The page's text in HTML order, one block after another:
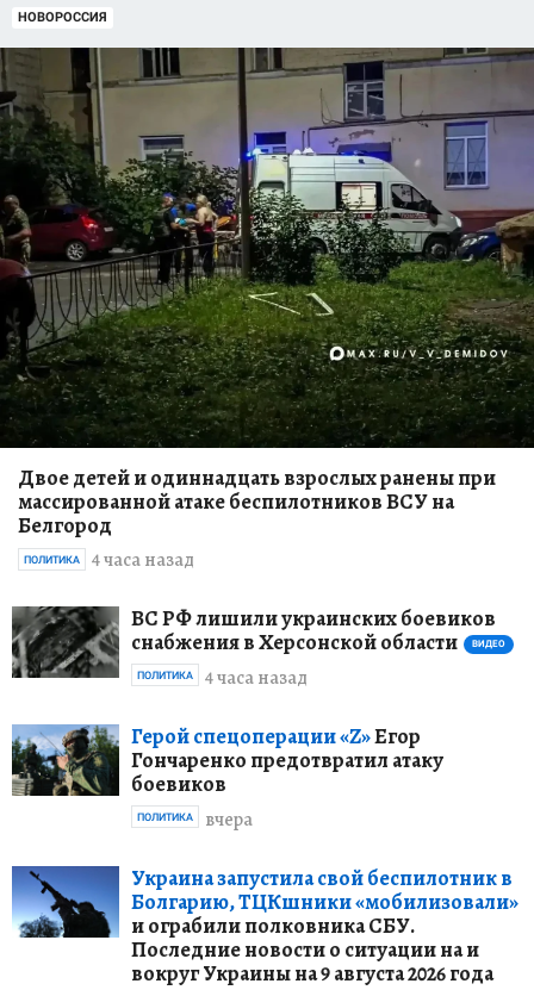
НОВОРОССИЯ
Двое детей и одиннадцать взрослых ранены при
массированной атаке беспилотников ВСУ на
Белгород
4 часа назад
ПОЛИТИКА
ВС РФ лишили украинских боевиков
снабжения в Херсонской области
ВИДЕО
4 часа назад
ПОЛИТИКА
Герой спецоперации «Z»Егор
Гончаренко предотвратил атаку
боевиков
вчера
ПОЛИТИКА
Украина запустила свой беспилотник в
Болгарию, ТЦКшники «мобилизовали»
и ограбили полковника СБУ.
Последние новости о ситуации на и
вокруг Украины на 9 августа 2026 года